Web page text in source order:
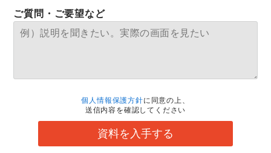
ご質問・ご要望など
個人情報保護方針に同意の上、
送信内容を確認してください
資料を入手する